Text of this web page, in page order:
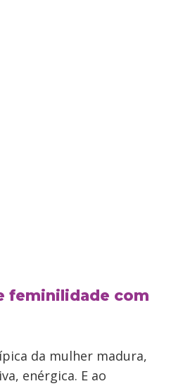
feminilidade com
da mulher madura,
enérgica. E ao